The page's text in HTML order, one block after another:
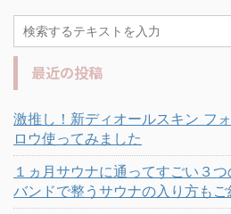
最近の投稿
激推し！新ディオールスキン フ
ロウ使ってみました
１ヵ月サウナに通ってすごい３
バンドで整うサウナの入り方もご